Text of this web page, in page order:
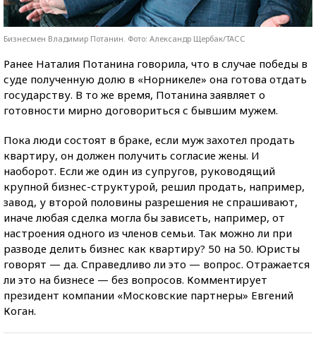
Бизнесмен Владимир Потанин. Фото: Александр Щербак/ТАСС
Ранее Наталия Потанина говорила, что в случае победы в
суде полученную долю в «Норникеле» она готова отдать
государству. В то же время, Потанина заявляет о
готовности мирно договориться с бывшим мужем.
Пока люди состоят в браке, если муж захотел продать
квартиру, он должен получить согласие жены. И
наоборот. Если же один из супругов, руководящий
крупной бизнес-структурой, решил продать, например,
завод, у второй половины разрешения не спрашивают,
иначе любая сделка могла бы зависеть, например, от
настроения одного из членов семьи. Так можно ли при
разводе делить бизнес как квартиру? 50 на 50. Юристы
говорят — да. Справедливо ли это — вопрос. Отражается
ли это на бизнесе — без вопросов. Комментирует
президент компании «Московские партнеры» Евгений
Коган.